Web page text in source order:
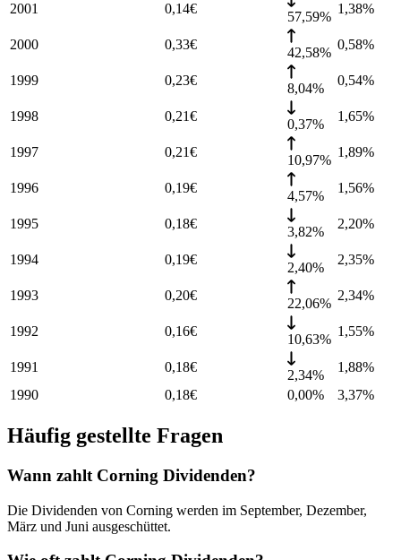
2001 0,14€
57,59%
1,38%
2000 0,33€
42,58%
0,58%
1999 0,23€
8,04%
0,54%
1998 0,21€
0,37%
1,65%
1997 0,21€
10,97%
1,89%
1996 0,19€
4,57%
1,56%
1995 0,18€
3,82%
2,20%
1994 0,19€
2,40%
2,35%
1993 0,20€
22,06%
2,34%
1992 0,16€
10,63%
1,55%
1991 0,18€
2,34%
1,88%
1990
0,18€ 0,00% 3,37%
Häufig gestellte Fragen
Wann zahlt Corning Dividenden?
Die Dividenden von Corning werden im September, Dezember,
März und Juni ausgeschüttet.